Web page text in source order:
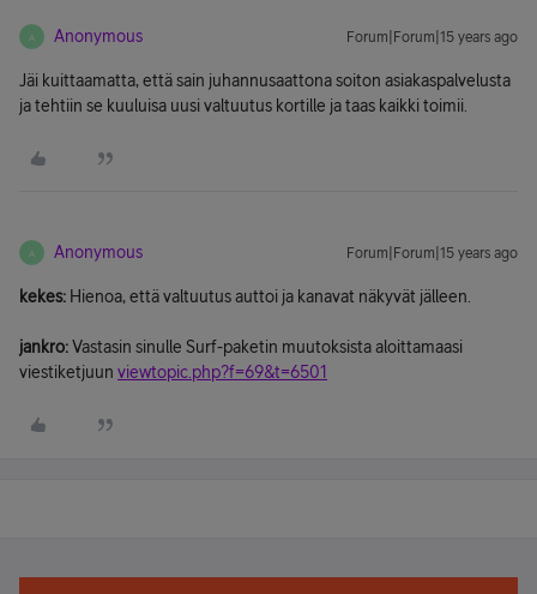
A Anonymous Forum|Forum|15 years ago
Jäi kuittaamatta, että sain juhannusaattona soiton asiakaspalvelusta
ja tehtiin se kuuluisa uusi valtuutus kortille ja taas kaikki toimii.
A Anonymous Forum|Forum|15 years ago
kekes: Hienoa, että valtuutus auttoi ja kanavat näkyvät jälleen.
jankro:Vastasin sinulle Surf-paketin muutoksista aloittamaasi
viestiketjuun viewtopic.php?f=69&t=6501